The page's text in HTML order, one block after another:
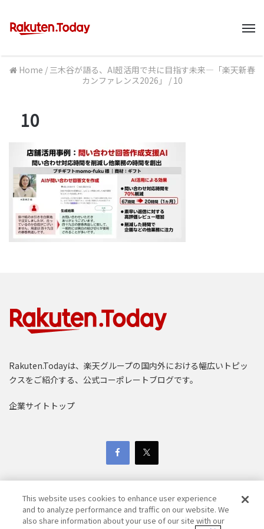
Home / 三木谷が語る、AI超活用で共に目指す未来―「楽天新春
カンファレンス2026」
/ 10
10
Rakuten.Todayは、楽天グループの国内外における幅広いトピッ
クスをご紹介する、公式コーポレートブログです。
企業サイトトップ
This website uses cookies to enhance user experience
and to analyze performance and traffic on our website. We
also share information about your use of our site with our